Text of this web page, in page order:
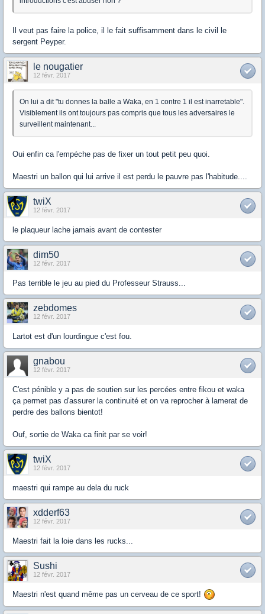
Il veut pas faire la police, il le fait suffisamment dans le civil le
sergent Peyper.
le nougatier
12 févr. 2017
On lui a dit "tu donnes la balle a Waka, en 1 contre 1 il est inarretable".
Visiblement ils ont toujours pas compris que tous les adversaires le
surveillent maintenant...
Oui enfin ca l'empéche pas de fixer un tout petit peu quoi.
Maestri un ballon qui lui arrive il est perdu le pauvre pas l'habitude....
twiX
12 févr. 2017
le plaqueur lache jamais avant de contester
dim50
12 févr. 2017
Pas terrible le jeu au pied du Professeur Strauss...
zebdomes
12 févr. 2017
Lartot est d'un lourdingue c'est fou.
gnabou
12 févr. 2017
C'est pénible y a pas de soutien sur les percées entre fikou et waka
ça permet pas d'assurer la continuité et on va reprocher à lamerat de
perdre des ballons bientot!
Ouf, sortie de Waka ca finit par se voir!
twiX
12 févr. 2017
maestri qui rampe au dela du ruck
xdderf63
12 févr. 2017
Maestri fait la loie dans les rucks...
Sushi
12 févr. 2017
Maestri n'est quand même pas un cerveau de ce sport!